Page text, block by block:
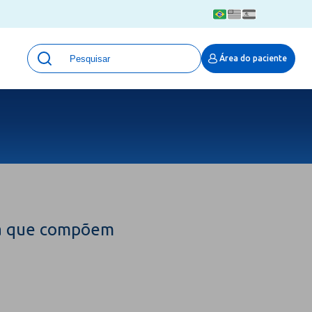
Área do paciente
Unidades
Qualidade e Segurança em saúde
MOVE ARO
que compõem